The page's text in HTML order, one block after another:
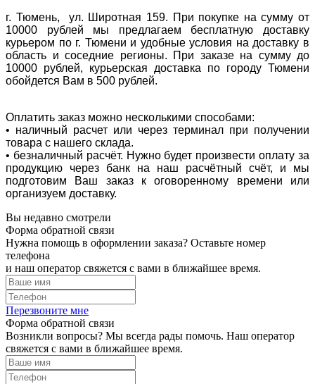
г. Тюмень, ул. Широтная 159. При покупке на сумму от
10000 рублей мы предлагаем бесплатную доставку
курьером по г. Тюмени и удобные условия на доставку в
область и соседние регионы. При заказе на сумму до
10000 рублей, курьерская доставка по городу Тюмени
обойдется Вам в 500 рублей.
Оплатить заказ можно несколькими способами:
• наличный расчет или через терминал при получении
товара с нашего склада.
• безналичный расчёт. Нужно будет произвести оплату за
продукцию через банк на наш расчётный счёт, и мы
подготовим Ваш заказ к оговоренному времени или
организуем доставку.
Вы недавно смотрели
Форма обратной связи
Нужна помощь в оформлении заказа? Оставьте номер
телефона
и наш оператор свяжется с вами в ближайшее время.
Перезвоните мне
Форма обратной связи
Возникли вопросы? Мы всегда рады помочь. Наш оператор
свяжется с вами в ближайшее время.